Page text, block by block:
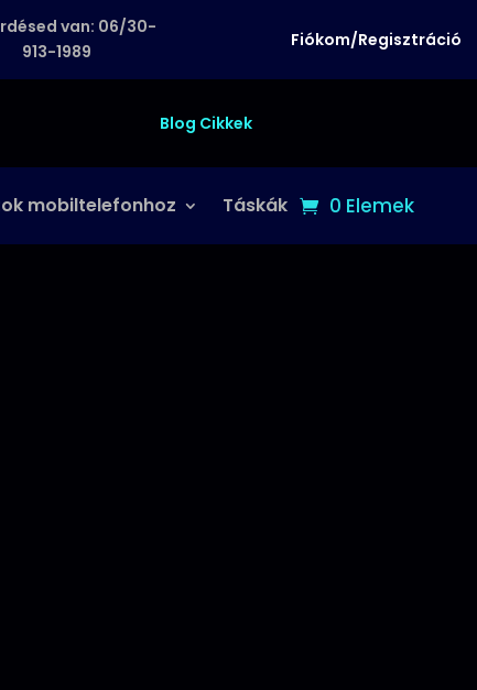
van: 06/30-
913-1989
Fiókom/Regisztráció
Blog Cikkek
mobiltelefonhoz Táskák 0 Elemek